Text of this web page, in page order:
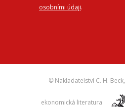
osobními údaji.
© Nakladatelství C. H. Beck,
ekonomická literatura